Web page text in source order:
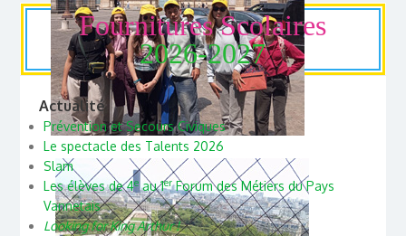
Fournitures Scolaires
2026-2027
Actualité
Prévention et Secours Civiques
Le spectacle des Talents 2026
Slam
Les élèves de 4eau 1erForum des Métiers du Pays
Vannetais
Looking for King Arthur !